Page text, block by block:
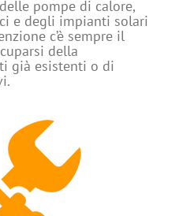
pompe di calore,
e degli impianti solari
c’è sempre il
della
già esistenti o di